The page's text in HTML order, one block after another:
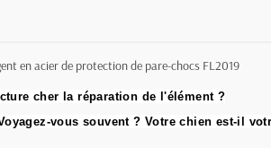
en acier de protection de pare-chocs FL2019
cher la réparation de l'élément ?
vous souvent ?Votre chien est-il